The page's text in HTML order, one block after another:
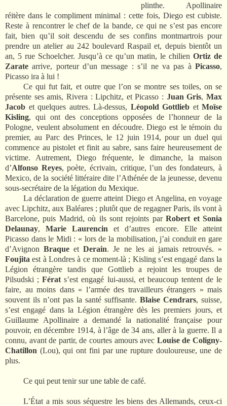
plinthe. Apollinaire
réitère dans le compliment minimal : cette fois, Diego est cubiste.
Reste à rencontrer le chef de la bande, ce qui ne s’est pas encore
fait, bien qu’il soit descendu de ses confins montmartrois pour
prendre un atelier au 242 boulevard Raspail et, depuis bientôt un
an, 5 rue Schoelcher. Jusqu’à ce qu’un matin, le chilien Ortiz de
Zarate arrive, porteur d’un message : s’il ne va pas à Picasso,
Picasso ira à lui !
Ce qui fut fait, et outre que l’on se montre ses toiles, on se
présente ses amis, Rivera : Lipchitz, et Picasso : Juan Gris,Max
Jacob et quelques autres. Là-dessus, Léopold Gottlieb et Moïse
Kisling, qui ont des conceptions opposées de l’honneur de la
Pologne, veulent absolument en découdre. Diego est le témoin du
premier, au Parc des Princes, le 12 juin 1914, pour un duel qui
commence au pistolet et finit au sabre, sans faire heureusement de
victime. Autrement, Diego fréquente, le dimanche, la maison
d’Alfonso Reyes, poète, écrivain, critique, l’un des fondateurs, à
Mexico, de la société littéraire dite l’Athénée de la jeunesse, devenu
sous-secrétaire de la légation du Mexique.
La déclaration de guerre atteint Diego et Angelina, en voyage
avec Lipchitz, aux Baléares ; plutôt que de regagner Paris, ils vont à
Barcelone, puis Madrid, où ils sont rejoints parRobert et Sonia
Delaunay, Marie Laurencin et d’autres encore. Elle atteint
Picasso dans le Midi : « lors de la mobilisation, j’ai conduit en gare
d’AvignonBraque etDerain. Je ne les ai jamais retrouvés. »
Foujita est à Londres à ce moment-là ; Kisling s’est engagé dans la
Légion étrangère tandis que Gottlieb a rejoint les troupes de
Pilsudski ;Férat s’est engagé lui-aussi, et beaucoup tentent de le
faire, au moins dans « l’armée des travailleurs étrangers » mais
souvent ils n’ont pas la santé suffisante. Blaise Cendrars, suisse,
s’est engagé dans la Légion étrangère dès les premiers jours, et
Guillaume Apollinaire a demandé la nationalité française pour
pouvoir, en décembre 1914, à l’âge de 34 ans, aller à la guerre. Il a
connu, avant de partir, de courtes amoursavec Louise de Coligny-
Chatillon (Lou), qui ont fini par une rupture douloureuse, une de
plus.
Ce qui peut tenir sur une table de café.
L’État a mis sous séquestre les biens des Allemands, ceux-ci